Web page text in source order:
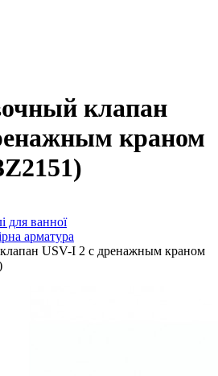
клапан
краном
для ванної
арматура
USV-I 2 с дренажным краном